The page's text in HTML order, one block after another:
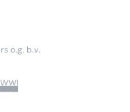
o.g. b.v.